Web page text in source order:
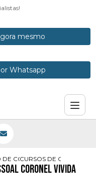
mesmo
Whatsapp
DE COMUNICACAO
CURSOS DE
Coronel Vivida